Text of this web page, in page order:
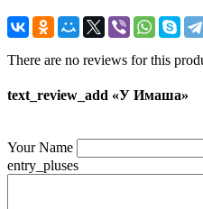
There are no reviews for this
text_review_add «У Имаша»
Your Name
entry_pluses